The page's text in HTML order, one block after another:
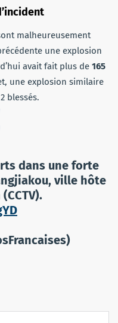
malheureusement
une explosion
avait fait plus de 165
une explosion similaire
blessés.
dans une forte
ville hôte